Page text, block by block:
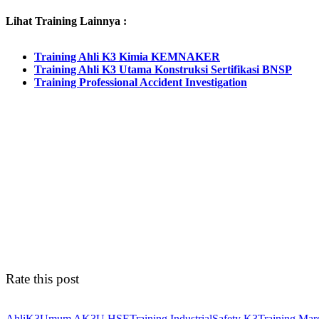
Lihat Training Lainnya :
Training Ahli K3 Kimia KEMNAKER
Training Ahli K3 Utama Konstruksi Sertifikasi BNSP
Training Professional Accident Investigation
Rate this post